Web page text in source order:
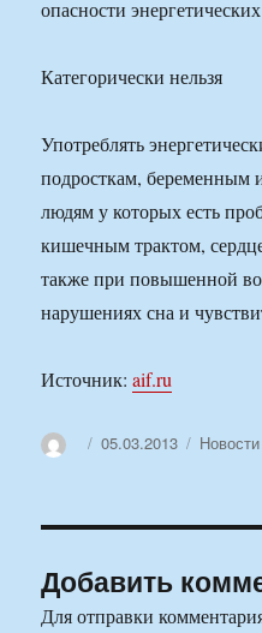
опасности
Категорически нельзя
Употреблять
подросткам,
людям у которых есть
кишечным трактом,
также при повышенной
нарушениях сна и
Источник:aif.ru
АвторОпубликовано
05.03.2013 Рубрики
Новости
Добавить
Для отправки